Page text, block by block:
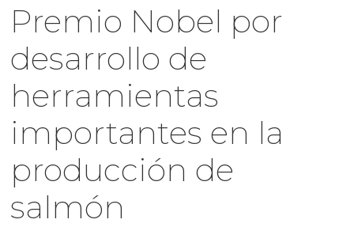
Premio Nobel por
desarrollo de
herramientas
importantes en la
producción de
salmón